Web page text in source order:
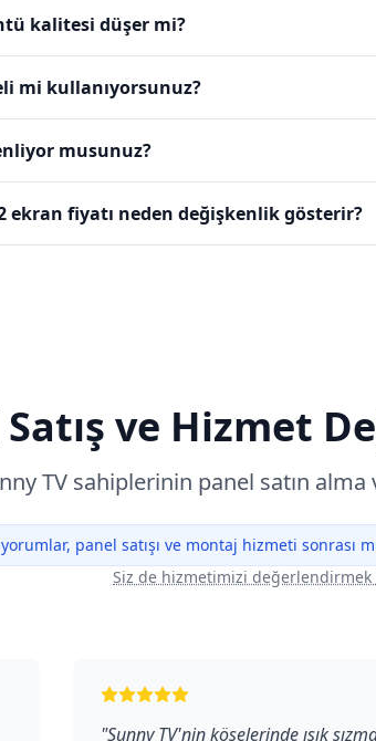
kalitesi düşer mi?
mi kullanıyorsunuz?
musunuz?
ekran fiyatı neden değişkenlik gösterir?
Satış ve Hizmet
TV sahiplerinin panel satın
panel satışı ve montaj hizmeti
Siz de hizmetimizi değerlendirmek
"Sunny TV'nin köşelerinde ışık